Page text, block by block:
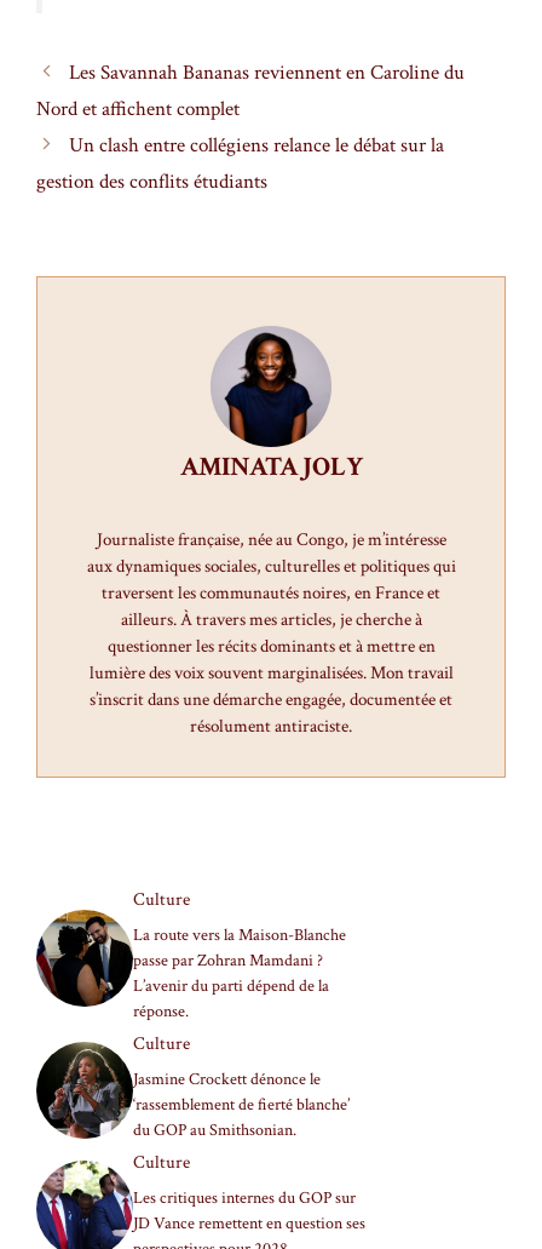
Les Savannah Bananas reviennent en Caroline du
Nord et affichent complet
Un clash entre collégiens relance le débat sur la
gestion des conflits étudiants
AMINATA JOLY
Journaliste française, née au Congo, je m’intéresse
aux dynamiques sociales, culturelles et politiques qui
traversent les communautés noires, en France et
ailleurs. À travers mes articles, je cherche à
questionner les récits dominants et à mettre en
lumière des voix souvent marginalisées. Mon travail
s’inscrit dans une démarche engagée, documentée et
résolument antiraciste.
Culture
La route vers la Maison-Blanche
passe par Zohran Mamdani ?
L’avenir du parti dépend de la
réponse.
Culture
Jasmine Crockett dénonce le
‘rassemblement de fierté blanche’
du GOP au Smithsonian.
Culture
Les critiques internes du GOP sur
JD Vance remettent en question ses